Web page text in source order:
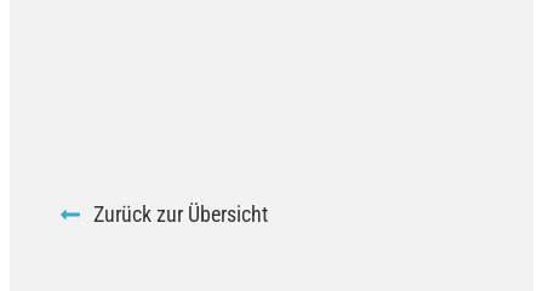
Zurück zur Übersicht